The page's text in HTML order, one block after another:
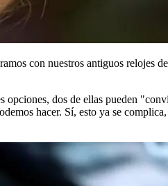
con nuestros antiguos relojes
opciones, dos de ellas pueden
hacer. Sí, esto ya se